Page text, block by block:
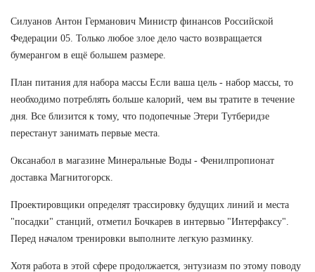
Силуанов Антон Германович Министр финансов Российской
Федерации 05. Только любое злое дело часто возвращается
бумерангом в ещё большем размере.
План питания для набора массы Если ваша цель - набор массы, то
необходимо потреблять больше калорий, чем вы тратите в течение
дня. Все близится к тому, что подопечные Этери Тутберидзе
перестанут занимать первые места.
Оксанабол в магазине Минеральные Воды - Фенилпропионат
доставка Магнитогорск.
Проектировщики определят трассировку будущих линий и места
"посадки" станций, отметил Бочкарев в интервью "Интерфаксу".
Перед началом тренировки выполните легкую разминку.
Хотя работа в этой сфере продолжается, энтузиазм по этому поводу